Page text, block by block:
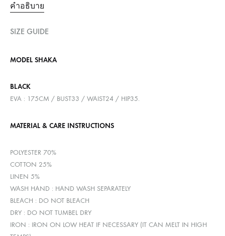
คำอธิบาย
SIZE GUIDE
MODEL SHAKA
BLACK
EVA : 175CM / BUST33 / WAIST24 / HIP35.
MATERIAL & CARE INSTRUCTIONS
POLYESTER 70%
COTTON 25%
LINEN 5%
WASH HAND : HAND WASH SEPARATELY
BLEACH : DO NOT BLEACH
DRY : DO NOT TUMBEL DRY
IRON : IRON ON LOW HEAT IF NECESSARY (IT CAN MELT IN HIGH